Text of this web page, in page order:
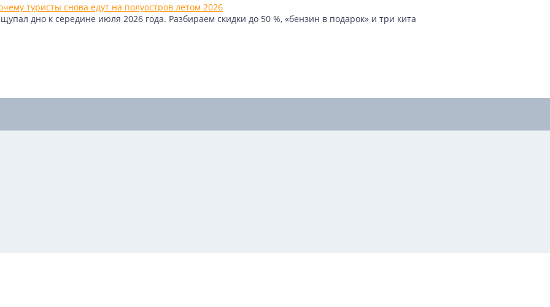
туристы снова едут на полуостров летом 2026
дно к середине июля 2026 года. Разбираем скидки до 50 %, «бензин в подарок» и три кита